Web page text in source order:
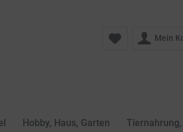
Mein
Hobby, Haus, Garten